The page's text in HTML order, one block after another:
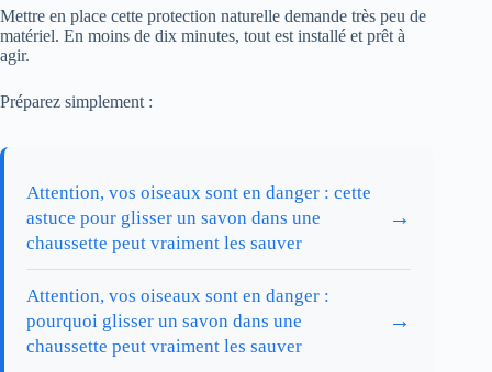
Mettre en place cette protection naturelle demande très peu de
matériel. En moins de dix minutes, tout est installé et prêt à
agir.
Préparez simplement :
Attention, vos oiseaux sont en danger : cette
astuce pour glisser un savon dans une
chaussette peut vraiment les sauver
→
Attention, vos oiseaux sont en danger :
pourquoi glisser un savon dans une
chaussette peut vraiment les sauver
→